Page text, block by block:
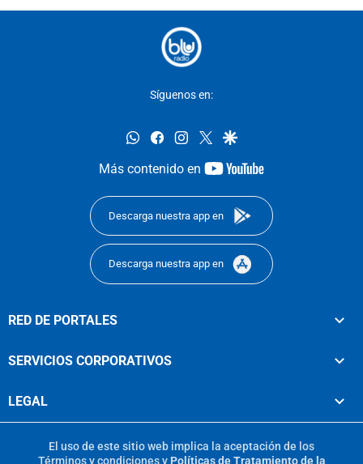
Síguenos en:
whatsappfacebookinstagram
twittergoogle
Más contenido en
youtube-
Descarga nuestra app en
Descarga nuestra app en
RED DE PORTALES
SERVICIOS CORPORATIVOS
LEGAL
El uso de este sitio web implica la aceptación de los
Términos y condicionesy Políticas de Tratamiento de la